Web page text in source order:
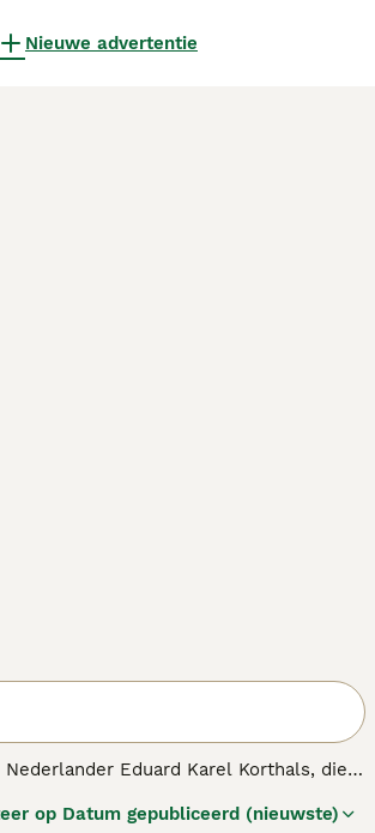
Nieuwe advertentie
Eduard Karel Korthals, die
als klein wild. De Griffon Korthals
op Datum gepubliceerd (nieuwste)